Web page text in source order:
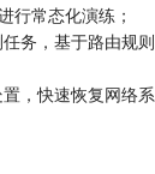
行常态化演练；
务，基于路由规则
，快速恢复网络系